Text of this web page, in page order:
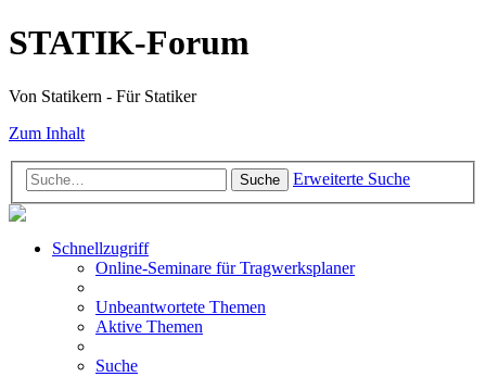
STATIK-Forum
Von Statikern - Für Statiker
Zum Inhalt
Suche Erweiterte Suche
Schnellzugriff
Online-Seminare für Tragwerksplaner
Unbeantwortete Themen
Aktive Themen
Suche